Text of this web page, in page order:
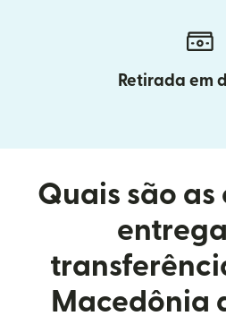
Retirada em
Quais são as
Macedônia